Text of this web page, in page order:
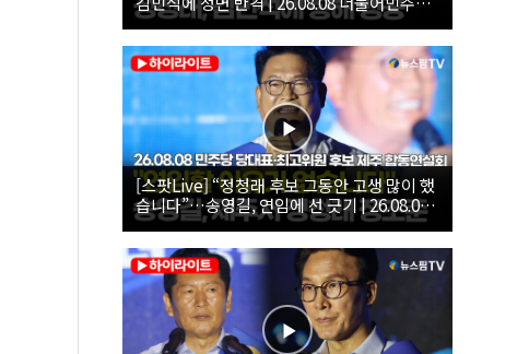
당대표·최고위원 후보 제주 합동연설회
[스팟Live] “정청래 후보 그동안 고생 많이 했
습니다”…송영길, 연임에 선 긋기 | 26.08.08
더불어민주당 당대표·최고위원 후보 제주 합
동연설회